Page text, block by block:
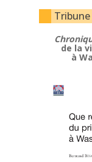
Tribune
de la
à